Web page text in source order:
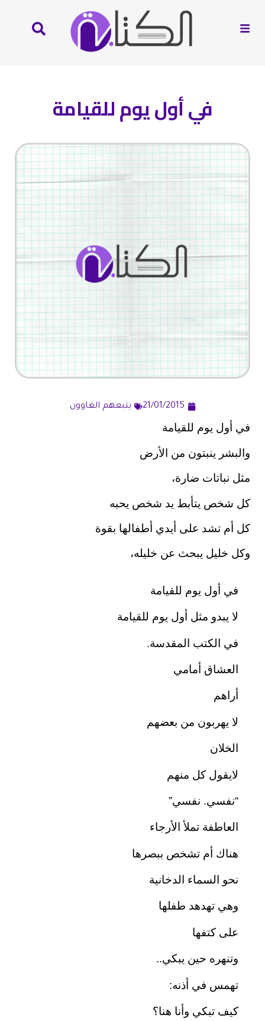
في أول يوم للقيامة
21/01/2015 يتبعهم الغاوون
في أول يوم للقيامة
والبشر ينبتون من الأرض
مثل نباتات ضارة،
كل شخص يتأبط يد شخص يحبه
كل أم تشد على أيدي أطفالها بقوة
وكل خليل يبحث عن خليله،
في أول يوم للقيامة
لا يبدو مثل أول يوم للقيامة
في الكتب المقدسة.
العشاق أمامي
أراهم
لا يهربون من بعضهم
الخلان
لايقول كل منهم
“نفسي. نفسي”
العاطفة تملأ الأرجاء
هناك أم تشخص ببصرها
نحو السماء الدخانية
وهي تهدهد طفلها
على كتفها
وتنهره حين يبكي..
تهمس في أذنه:
كيف تبكي وأنا هنا؟